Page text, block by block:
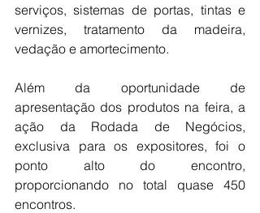
serviços, sistemas de portas, tintas e
vernizes, tratamento da madeira,
vedação e amortecimento.
Além da oportunidade de
apresentação dos produtos na feira, a
ação da Rodada de Negócios,
exclusiva para os expositores, foi o
ponto alto do encontro,
proporcionando no total quase 450
encontros.